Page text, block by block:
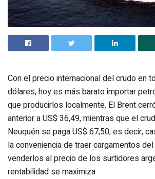
Con el precio internacional del crudo en
dólares, hoy es más barato importar
que producirlos localmente. El Brent
anterior a US$ 36,49, mientras que el
Neuquén se paga US$ 67,50; es decir,
la conveniencia de traer cargamentos
venderlos al precio de los surtidores
rentabilidad se maximiza.